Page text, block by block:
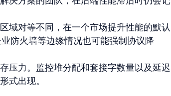
域对等不同，在一个市场提升性能的默认
防火墙等边缘情况也可能强制协议降
压力。监控堆分配和套接字数量以及延迟
式出现。